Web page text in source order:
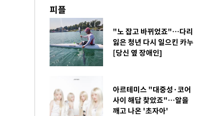
피플
"노 잡고 바뀌었죠"…다리
잃은 청년 다시 일으킨 카누
[당신 옆 장애인]
아르테미스 "대중성·코어
사이 해답 찾았죠"…알을
깨고 나온 '초자아'